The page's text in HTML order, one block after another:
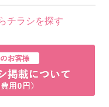
チラシを探す